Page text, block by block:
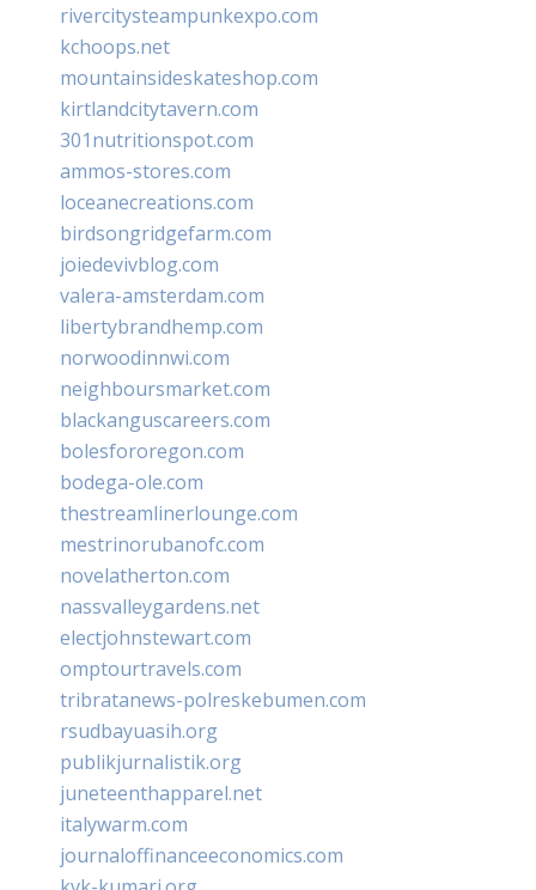
rivercitysteampunkexpo.com
kchoops.net
mountainsideskateshop.com
kirtlandcitytavern.com
301nutritionspot.com
ammos-stores.com
loceanecreations.com
birdsongridgefarm.com
joiedevivblog.com
valera-amsterdam.com
libertybrandhemp.com
norwoodinnwi.com
neighboursmarket.com
blackanguscareers.com
bolesfororegon.com
bodega-ole.com
thestreamlinerlounge.com
mestrinorubanofc.com
novelatherton.com
nassvalleygardens.net
electjohnstewart.com
omptourtravels.com
tribratanews-polreskebumen.com
rsudbayuasih.org
publikjurnalistik.org
juneteenthapparel.net
italywarm.com
journaloffinanceeconomics.com